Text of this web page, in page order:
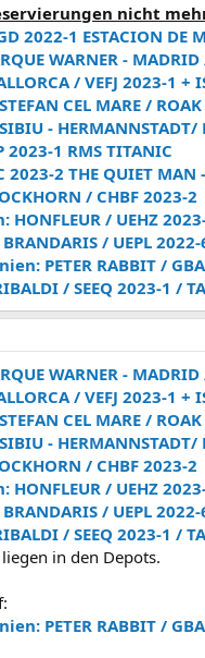
nicht
2022-1 ESTACION DE
WARNER -
/ VEFJ 2023-1 +
CEL MARE /
- HERMANNSTADT/
2023-1 RMS TITANIC
2023-2 THE QUIET
/ CHBF 2023-2
/ UEHZ
/ UEPL 2022-
PETER RABBIT /
/ SEEQ 2023-1 /
WARNER -
/ VEFJ 2023-1 +
CEL MARE /
- HERMANNSTADT/
/ CHBF 2023-2
/ UEHZ
/ UEPL 2022-
/ SEEQ 2023-1 /
in den Depots.
PETER RABBIT /